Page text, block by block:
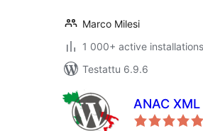
Marco Milesi
1 000+ active installations
Testattu 6.9.6
ANAC